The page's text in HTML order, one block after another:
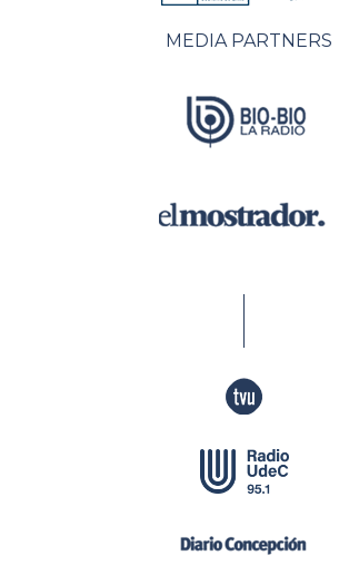
MEDIA PARTNERS